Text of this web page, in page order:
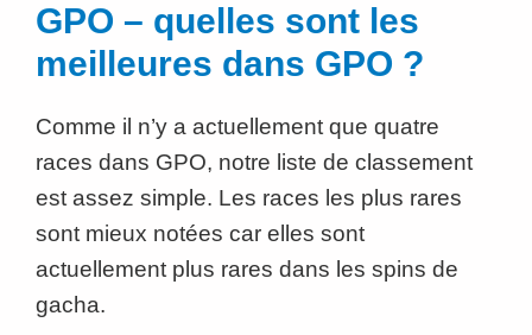
GPO – quelles sont les
meilleures dans GPO ?
Comme il n’y a actuellement que quatre
races dans GPO, notre liste de classement
est assez simple. Les races les plus rares
sont mieux notées car elles sont
actuellement plus rares dans les spins de
gacha.